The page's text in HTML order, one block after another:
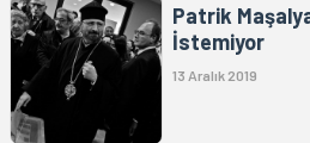
Patrik
İstemiyor
13 Aralık 2019